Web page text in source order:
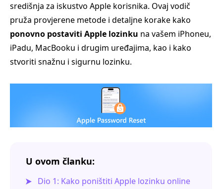
središnja za iskustvo Apple korisnika. Ovaj vodič
pruža provjerene metode i detaljne korake kako
ponovno postaviti Apple lozinku na vašem iPhoneu,
iPadu, MacBooku i drugim uređajima, kao i kako
stvoriti snažnu i sigurnu lozinku.
U ovom članku:
Dio 1: Kako poništiti Apple lozinku online